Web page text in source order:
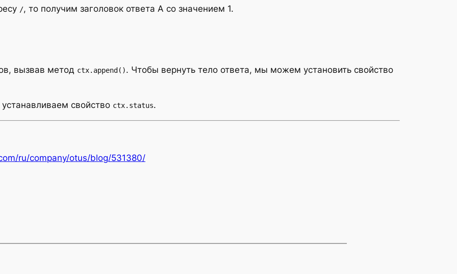
/, то получим заголовок ответа A со значением 1.
вызвав метод ctx.append(). Чтобы вернуть тело ответа, мы можем установить свойство
свойство ctx.status.
ru/company/otus/blog/531380/